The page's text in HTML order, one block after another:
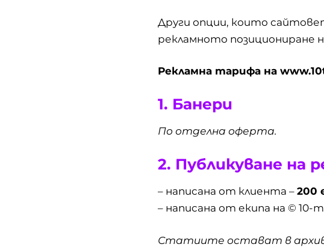
Други опции, които
рекламното позициониране
Рекламна тарифа на
1. Банери
По отделна оферта.
2. Публикуване на
– написана от клиента – 200
– написана от екипа на © 10-
Статиите остават в